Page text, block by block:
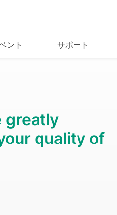
ント サポート
greatly
quality of